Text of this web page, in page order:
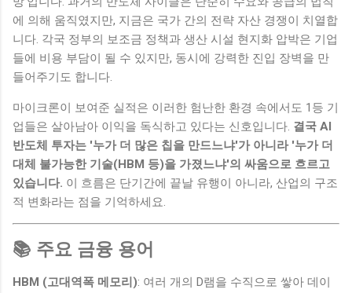
에 의해 움직였지만, 지금은 국가 간의 전략 자산 경쟁이 치열합
니다. 각국 정부의 보조금 정책과 생산 시설 현지화 압박은 기업
들에 비용 부담이 될 수 있지만, 동시에 강력한 진입 장벽을 만
들어주기도 합니다.
마이크론이 보여준 실적은 이러한 험난한 환경 속에서도 1등 기
업들은 살아남아 이익을 독식하고 있다는 신호입니다. 결국 AI
반도체 투자는 '누가 더 많은 칩을 만드느냐'가 아니라 '누가 더
대체 불가능한 기술(HBM 등)을 가졌느냐'의 싸움으로 흐르고
있습니다. 이 흐름은 단기간에 끝날 유행이 아니라, 산업의 구조
적 변화라는 점을 기억하세요.
📚 주요 금융 용어
HBM (고대역폭 메모리): 여러 개의 D램을 수직으로 쌓아 데이